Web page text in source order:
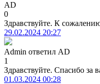
AD
0
Здравствуйте. К
29.02.2024 20:27
Admin ответил AD
1
Здравствуйте. Спасибо за
01.03.2024 00:28